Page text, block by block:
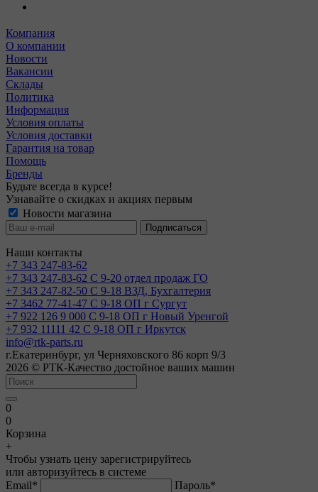
Компания
О компании
Новости
Вакансии
Склады
Политика
Информация
Условия оплаты
Условия доставки
Гарантия на товар
Помощь
Бренды
Будьте всегда в курсе!
Узнавайте о скидках и акциях первым
Новости магазина
Наши контакты
+7 343 247-83-62
+7 343 247-83-62 С 9-20 отдел продаж ГО
+7 343 247-82-50 С 9-18 ВЗД, Бухгалтерия
+7 3462 77-41-47 С 9-18 ОП г Сургут
+7 922 126 9 000 С 9-18 ОП г Новый Уренгой
+7 932 11111 42 С 9-18 ОП г Иркутск
info@rtk-parts.ru
г.Екатеринбург, ул Черняховского 86 корп 9/3
2026 © РТК-Качество достойное ваших машин
0
0
Корзина
+
Чтобы узнать цену зарегистрируйтесь
или авторизуйтесь в системе
Email* Пароль*